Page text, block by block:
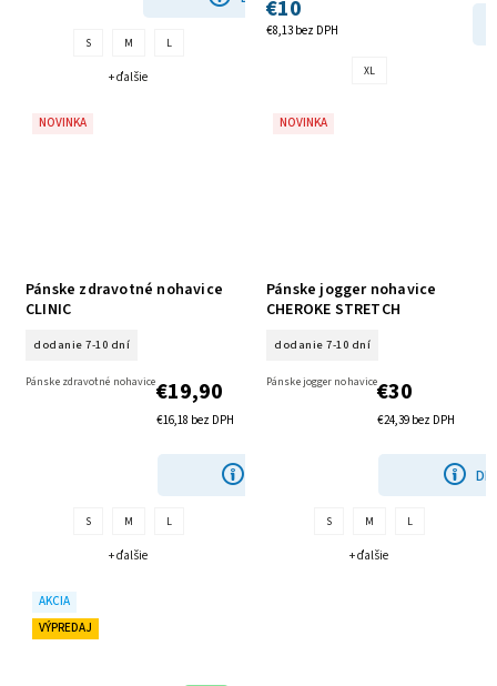
S M L
+ ďalšie
€8,13 bez DPH
€10
XL
NOVINKA
Pánske zdravotné nohavice
CLINIC
dodanie 7-10 dní
€16,18 bez DPH
€19,90
Pánske zdravotné nohavice
S M L
+ ďalšie
NOVINKA
Pánske jogger nohavice
CHEROKE STRETCH
dodanie 7-10 dní
€24,39 bez DPH
€30
Pánske jogger nohavice
S M L
+ ďalšie
AKCIA
VÝPREDAJ